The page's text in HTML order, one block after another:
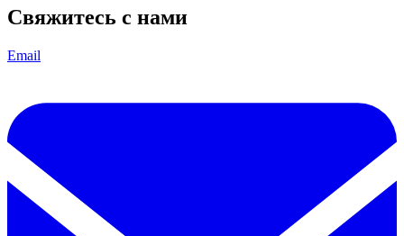
Свяжитесь с нами
Email